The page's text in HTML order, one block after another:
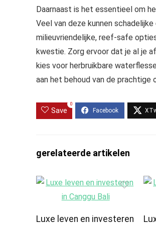
Daarnaast is het essentieel om
Veel van deze kunnen
milieuvriendelijke, reef-safe
kwestie. Zorg ervoor dat je al je
kies voor herbruikbare
aan het behoud van de
Save
0
gerelateerde artikelen
Luxe leven en investeren